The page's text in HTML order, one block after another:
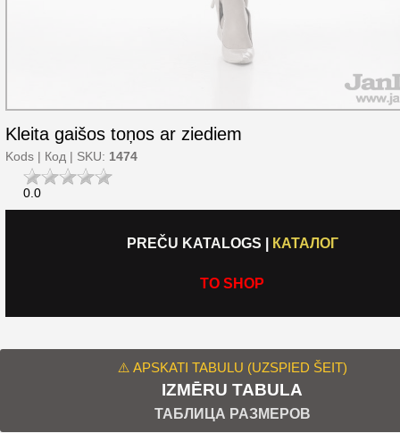
Kleita gaišos toņos ar ziediem
Kods | Код | SKU: 1474
0.0
PREČU KATALOGS КАТАЛОГ
TO SHOP
⚠️ APSKATI TABULU (UZSPIED ŠEIT)
IZMĒRU TABULA
ТАБЛИЦА РАЗМЕРОВ